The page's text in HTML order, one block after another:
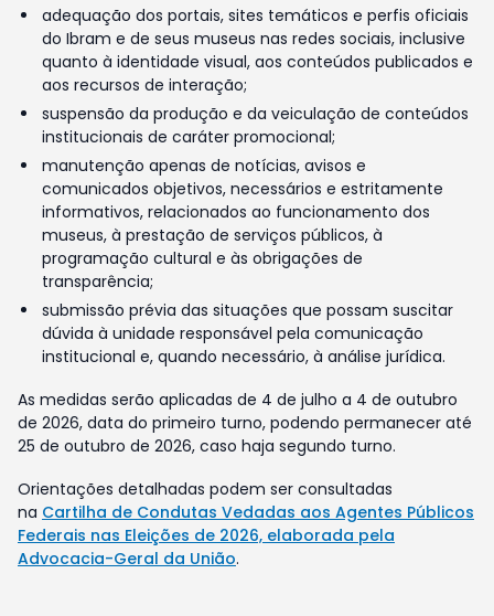
adequação dos portais, sites temáticos e perfis oficiais
do Ibram e de seus museus nas redes sociais, inclusive
quanto à identidade visual, aos conteúdos publicados e
aos recursos de interação;
suspensão da produção e da veiculação de conteúdos
institucionais de caráter promocional;
manutenção apenas de notícias, avisos e
comunicados objetivos, necessários e estritamente
informativos, relacionados ao funcionamento dos
museus, à prestação de serviços públicos, à
programação cultural e às obrigações de
transparência;
submissão prévia das situações que possam suscitar
dúvida à unidade responsável pela comunicação
institucional e, quando necessário, à análise jurídica.
As medidas serão aplicadas de 4 de julho a 4 de outubro
de 2026, data do primeiro turno, podendo permanecer até
25 de outubro de 2026, caso haja segundo turno.
Orientações detalhadas podem ser consultadas
na Cartilha de Condutas Vedadas aos Agentes Públicos
Federais nas Eleições de 2026, elaborada pela
Advocacia-Geral da União.